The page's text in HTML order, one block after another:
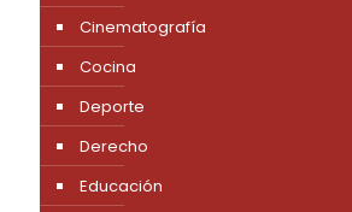
Cinematografía
Cocina
Deporte
Derecho
Educación